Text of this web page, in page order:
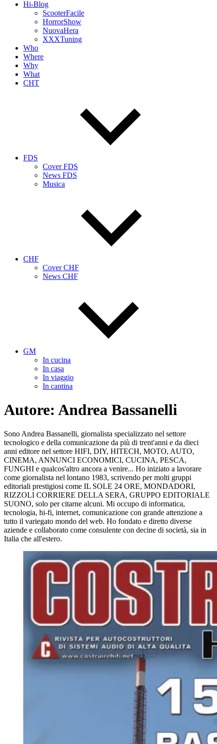
Hi-Blog
ScooterFacile
HorrorShow
NuovaHera
XXXTuning
Who
Where
Why
What
CHT
FDS
Cover FDS
News FDS
Musica
CHF
Cover CHF
News CHF
GM
In cucina
In casa
In viaggio
In cantina
Autore: Andrea Bassanelli
Sono Andrea Bassanelli, giornalista specializzato nel settore
tecnologico e della comunicazione da più di trent'anni e da dieci
anni editore nel settore HIFI, DIY, HITECH, MOTO, AUTO,
CINEMA, ANNUNCI ECONOMICI, CUCINA, PESCA,
FUNGHI e qualcos'altro ancora a venire... Ho iniziato a lavorare
come giornalista nel lontano 1983, scrivendo per molti gruppi
editoriali prestigiosi come IL SOLE 24 ORE, MONDADORI,
RIZZOLI CORRIERE DELLA SERA, GRUPPO EDITORIALE
SUONO, solo per citarne alcuni. Mi occupo di informatica,
tecnologia, hi-fi, internet, comunicazione con grande attenzione a
tutto il variegato mondo del web. Ho fondato e diretto diverse
aziende e collaborato come consulente con decine di società, sia in
Italia che all'estero.